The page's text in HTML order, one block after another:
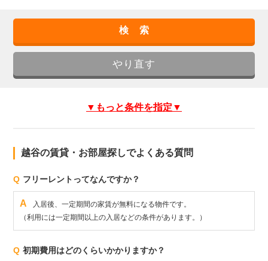
▼もっと条件を指定▼
越谷の賃貸・お部屋探しでよくある質問
Q フリーレントってなんですか？
A
入居後、一定期間の家賃が無料になる物件です。
（利用には一定期間以上の入居などの条件があります。）
Q 初期費用はどのくらいかかりますか？